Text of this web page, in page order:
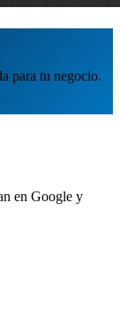
para tu negocio.
en Google y